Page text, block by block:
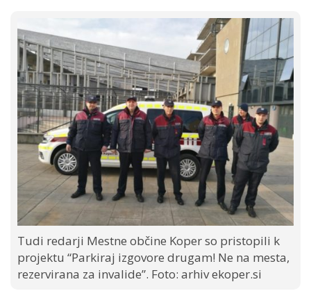
Tudi redarji Mestne občine Koper so pristopili k
projektu “Parkiraj izgovore drugam! Ne na mesta,
rezervirana za invalide”. Foto: arhiv ekoper.si